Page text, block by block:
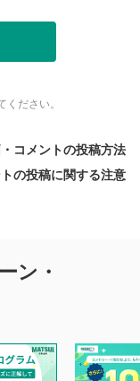
ださい。
コメントの投稿方法
の投稿に関する注意
およびコメントの
をご理解のうえ、
ン・